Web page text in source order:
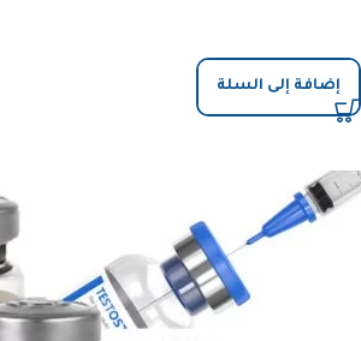
إضافة إلى السلة